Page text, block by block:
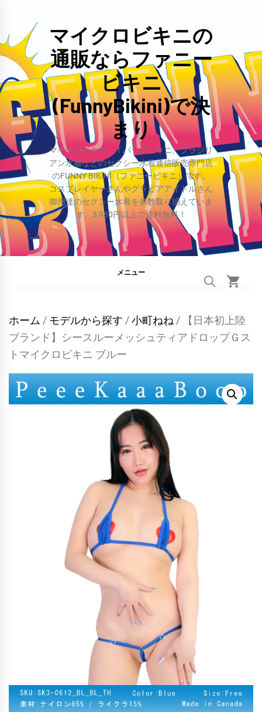
テ
ン
ツ
へ
ッ
プ
マイクロビキニの
通販ならファニー
ビキニ
(FunnyBikini)で決
まり
マイクロビキニ、Ｔバックビキニ、ブラジリ
アン水着などのセクシー水着通信販売専門店
のFUNNY BIKINI（ファニービキニ）です。
コスプレイヤーさんやグラビアアイドルさん
御用達のセクシー水着を多数取り揃えていま
す。3,980円以上で送料無料！
メニュー
ホーム / モデルから探す /小町ねね / 【日本初上陸
ブランド】シースルーメッシュティアドロップＧス
トマイクロビキニ ブルー